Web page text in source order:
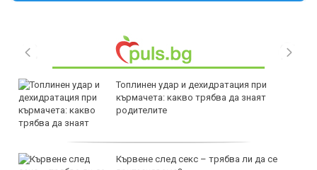
Топлинен удар и дехидратация при
кърмачета: какво трябва да знаят
родителите
Кървене след секс – трябва ли да се